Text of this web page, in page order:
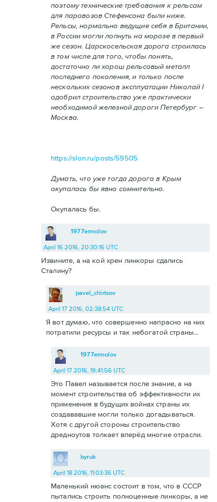
поэтому технические требования к рельсам
для паровозов Стефенсона были ниже.
Рельсы, нормально ведущие себя в Британии,
в России могли лопнуть на морозе в первый
же сезон. Царскосельская дорога строилась
в том числе для того, чтобы понять,
достаточно ли хорош рельсовый металл
последнего поколения, и только после
нескольких сезонов эксплуатации Николай I
одобрил строительство уже практически
необходимой железной дороги Петербург –
Москва.
https://slon.ru/posts/59505
Думать, что уже тогда дорога в Крым
окупалась бы явно сомнительно.
Окупалась бы.
1977ermolov
April 16 2016, 20:30:16 UTC
Извините, а на кой хрен линкоры сдались
Сталину?
pavel_chirtsov
April 17 2016, 02:38:54 UTC
Я вот думаю, что совершенно напрасно на них
потратили ресурсы и так небогатой страны...
1977ermolov
April 17 2016, 19:41:56 UTC
Это Павел называется после знание, а на
момент строительства об эффективности их
применения в будущих войнах страны их
создававшие могли только догадываться.
Хотя с другой стороны строительство
дредноутов толкает вперёд многие отрасли.
byruk
April 18 2016, 11:03:36 UTC
Маленький нюанс состоит в том, что в СССР
пытались строить полноценные линкоры, а не